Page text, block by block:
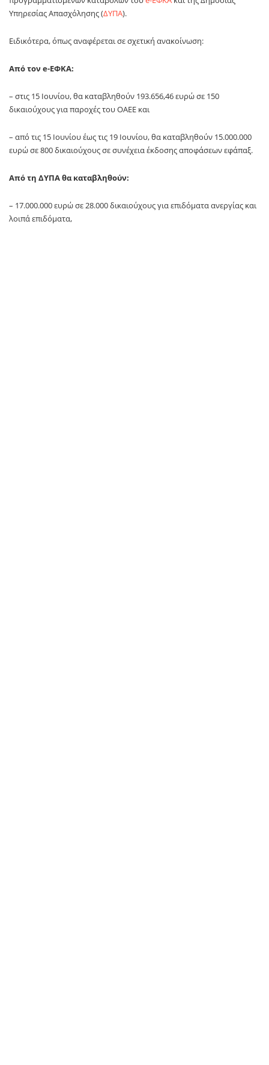
Υπηρεσίας Απασχόλησης (ΔΥΠΑ).
Ειδικότερα, όπως αναφέρεται σε σχετική ανακοίνωση:
Από τον e-ΕΦΚΑ:
– στις 15 Ιουνίου, θα καταβληθούν 193.656,46 ευρώ σε 150
δικαιούχους για παροχές του ΟΑΕΕ και
– από τις 15 Ιουνίου έως τις 19 Ιουνίου, θα καταβληθούν 15.000.000
ευρώ σε 800 δικαιούχους σε συνέχεια έκδοσης αποφάσεων εφάπαξ.
Από τη ΔΥΠΑ θα καταβληθούν:
– 17.000.000 ευρώ σε 28.000 δικαιούχους για επιδόματα ανεργίας και
λοιπά επιδόματα,